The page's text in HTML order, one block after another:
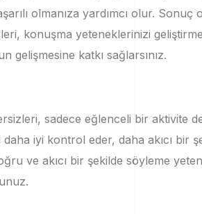
olmanıza yardımcı olur. Sonuç
konuşma yeteneklerinizi
gelişmesine katkı sağlarsınız.
sadece eğlenceli bir aktivite
daha iyi kontrol eder, daha akıcı bir
ve akıcı bir şekilde söyleme